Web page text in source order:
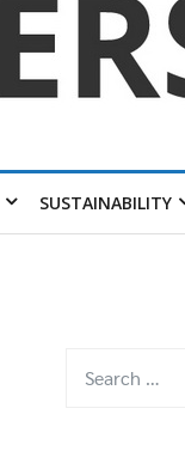
SUSTAINABILITY